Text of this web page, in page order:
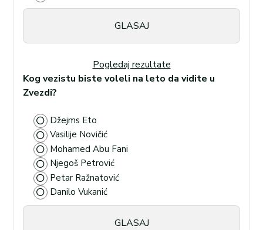
Pogledaj rezultate
Kog vezistu biste voleli na leto da vidite u
Zvezdi?
Džejms Eto
Vasilije Novičić
Mohamed Abu Fani
Njegoš Petrović
Petar Ražnatović
Danilo Vukanić